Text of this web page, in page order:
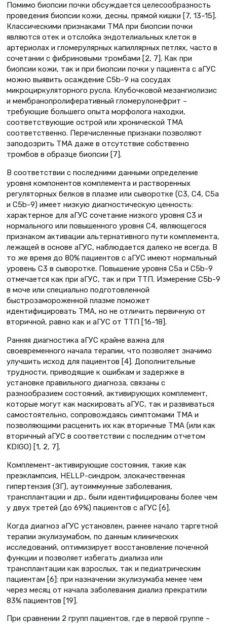
Помимо биопсии почки обсуждается целесообразность
проведения биопсии кожи, десны, прямой кишки [7, 13–15].
Классическими признаками ТМА при биопсии почки
являются отек и отслойка эндотелиальных клеток в
артериолах и гломерулярных капиллярных петлях, часто в
сочетании с фибриновыми тромбами [2, 7]. Как при
биопсии кожи, так и при биопсии почки у пациента с аГУС
можно выявить осаждение C5b-9 на сосудах
микроциркуляторного русла. Клубочковой мезангиолизис
и мембранопролиферативный гломерулонефрит –
требующие большего опыта морфолога находки,
соответствующие острой или хронической ТМА
соответственно. Перечисленные признаки позволяют
заподозрить ТМА даже в отсутствие собственно
тромбов в образце биопсии [7].
В соответствии с последними данными определение
уровня компонентов комплемента и растворенных
регуляторных белков в плазме или сыворотке (С3, С4, С5а
и С5b-9) имеет низкую диагностическую ценность:
характерное для аГУС сочетание низкого уровня С3 и
нормального или повышенного уровня С4, являющегося
признаком активации альтернативного пути комплемента,
лежащей в основе аГУС, наблюдается далеко не всегда. В
то же время до 80% пациентов с аГУС имеют нормальный
уровень C3 в сыворотке. Повышение уровня С5а и С5b-9
отмечается как при аГУС, так и при ТТП. Измерение C5b-9
в моче или специально подготовленной
быстрозамороженной плазме поможет
идентифицировать ТМА, но не отличить первичную от
вторичной, равно как и аГУС от ТТП [16–18].
Ранняя диагностика аГУС крайне важна для
своевременного начала терапии, что позволяет значимо
улучшить исход для пациентов [4]. Дополнительные
трудности, приводящие к ошибкам и задержке в
установке правильного диагноза, связаны с
разнообразием состояний, активирующих комплемент,
которые могут как маскировать аГУС, так и развиваться
самостоятельно, сопровождаясь симптомами ТМА и
позволяющими расценить их как вторичные ТМА (или как
вторичный аГУС в соответствии с последним отчетом
KDIGO) [1, 2, 7].
Комплемент-активирующие состояния, такие как
преэклампсия, HELLP-синдром, злокачественная
гипертензия (ЗГ), аутоиммунные заболевания,
трансплантации и др., были идентифицированы более чем
у двух третей (до 69%) пациентов с аГУС [6].
Когда диагноз аГУС установлен, раннее начало таргетной
терапии экулизумабом, по данным клинических
исследований, оптимизирует восстановление почечной
функции и позволяет избегать диализа или
трансплантации как взрослых, так и педиатрическим
пациентам [6]: при назначении экулизумаба менее чем
через месяц от начала заболевания диализ прекратили
83% пациентов [19].
При сравнении 2 групп пациентов, где в первой группе –